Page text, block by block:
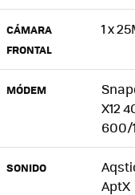
CÁMARA
FRONTAL
1 x
MÓDEM
X12
600/
SONIDO
AptX